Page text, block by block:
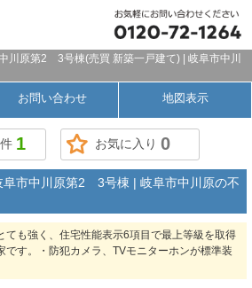
川原第2 3号棟(売買 新築一戸建て) | 岐阜市中川
お問い合わせ 地図表示
1 お気に入り 0
市中川原第2 3号棟 | 岐阜市中川原の不
ても強く、住宅性能表示6項目で最上等級を取得
です。・防犯カメラ、TVモニターホンが標準装